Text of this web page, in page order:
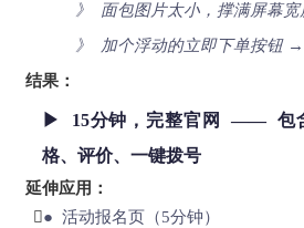
》 面包图片太小，撑满屏幕
》 加个浮动的立即下单按钮
结果：
▶ 15分钟，完整官网 —— 包
格、评价、一键拨号
延伸应用：
● 活动报名页（5分钟）